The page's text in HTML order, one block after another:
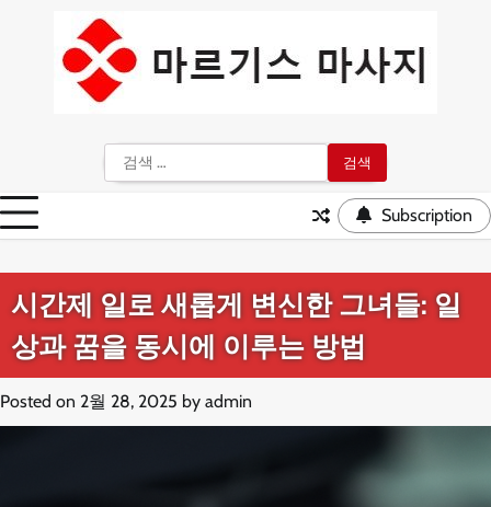
색:
Subscription
시간제 일로 새롭게 변신한 그녀들: 일
상과 꿈을 동시에 이루는 방법
Posted on 2월 28, 2025 by admin